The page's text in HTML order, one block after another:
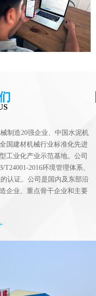
制造20强企业、中国水泥机
国建材机械行业标准化先进
工业化产业示范基地。公司
2016环境管理体系、
认证。公司是国内及东部沿
企业、重点骨干企业和主要